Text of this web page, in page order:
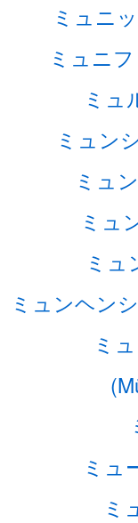
ミュニ
ミュニ
ミュ
ミュン
ミュ
ミュ
ミュ
ミュンヘン
ミ
ミュ
ミ